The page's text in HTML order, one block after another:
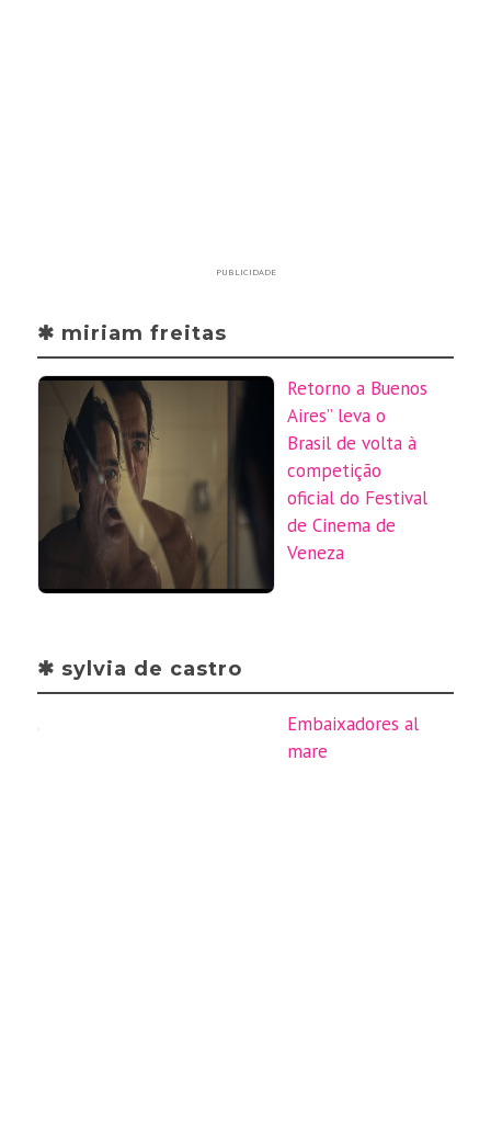
PUBLICIDADE
✱ miriam freitas
Retorno a Buenos
Aires” leva o
Brasil de volta à
competição
oficial do Festival
de Cinema de
Veneza
✱ sylvia de castro
Embaixadores al
mare